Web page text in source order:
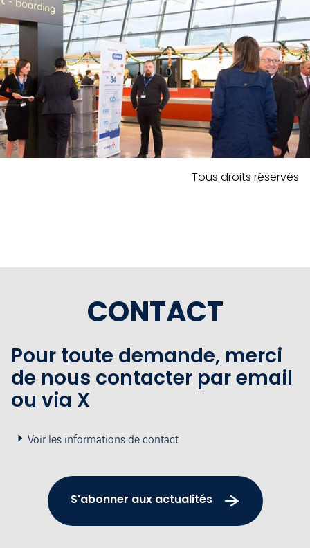
Tous droits réservés
CONTACT
Pour toute demande, merci
de nous contacter par email
ou via X
Voir les informations de contact
S'abonner aux actualités